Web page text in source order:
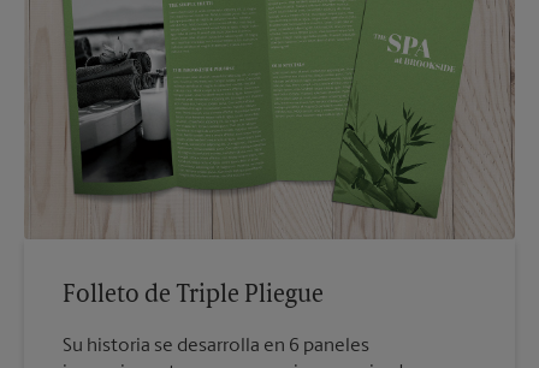
Folleto de Triple Pliegue
Su historia se desarrolla en 6 paneles